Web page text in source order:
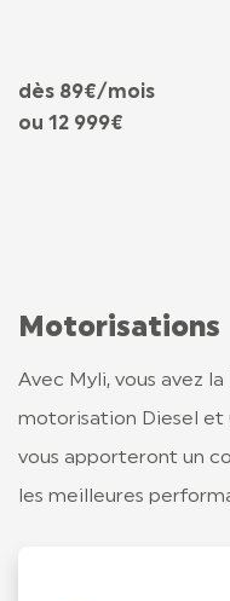
dès 89€/mois
ou 12 999€
Motorisations
Avec Myli, vous avez
motorisation Diesel et
vous apporteront un
les meilleures